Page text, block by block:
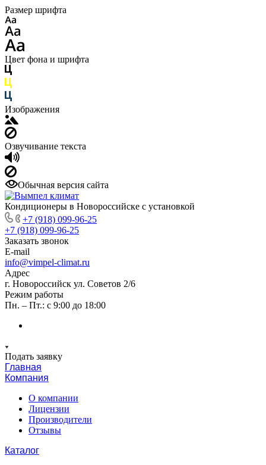
Размер шрифта
Цвет фона и шрифта
Изображения
Озвучивание текста
Обычная версия сайта
Кондиционеры в Новороссийске с установкой
+7 (918) 099-96-25
+7 (918) 099-96-25
Заказать звонок
E-mail
info@vimpel-climat.ru
Адрес
г. Новороссийск ул. Советов 2/6
Режим работы
Пн. – Пт.: с 9:00 до 18:00
Подать заявку
Главная
Компания
О компании
Лицензии
Производители
Отзывы
Каталог